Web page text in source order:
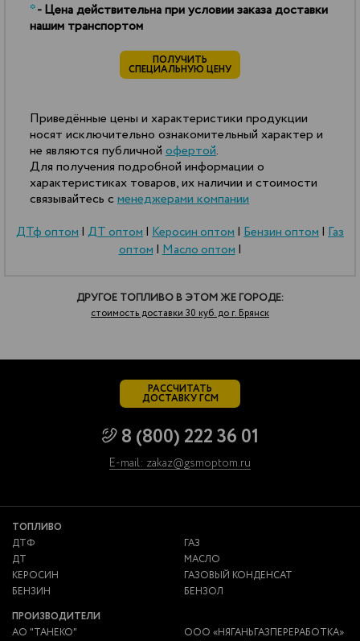
*- Цена действительна при условии заказа доставки
нашим транспортом
ПОЛУЧИТЬ
СПЕЦИАЛЬНУЮ ЦЕНУ
Приведённые цены и характеристики продукции
носят исключительно ознакомительный характер и
не являются публичной офертой.
Для получения подробной информации о
характеристиках товаров, их наличии и стоимости
связывайтесь с менеджерами компании
ДТф оптом| ДТ оптом| Керосин оптом| Бензин оптом| Газ
оптом|Масло оптом|
ДРУГОЕ ТОПЛИВО В ЭТОМ ЖЕ ГОРОДЕ:
стоимость доставки 30 куб. до г. Брянск
РАССЧИТАТЬ
ДОСТАВКУ ГСМ
8 (800) 222 36 01
E-mail: zakaz@gsmoptom.ru
ТОПЛИВО
ДТФ
ДТ
КЕРОСИН
БЕНЗИН
ГАЗ
МАСЛО
ГАЗОВЫЙ КОНДЕНСАТ
БЕНЗОЛ
ПРОИЗВОДИТЕЛИ
АО "ТАНЕКО"
ООО «НЯГАНЬГАЗПЕРЕРАБОТКА»